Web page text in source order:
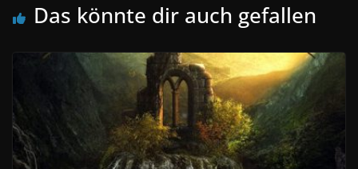
Das könnte dir auch gefallen